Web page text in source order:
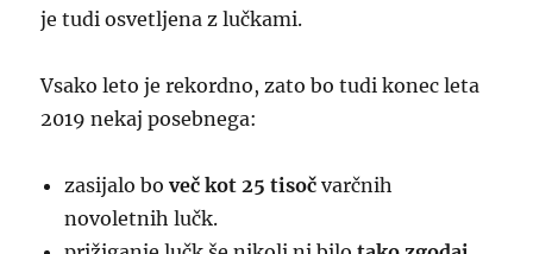
je tudi osvetljena z lučkami.
Vsako leto je rekordno, zato bo tudi konec leta
2019 nekaj posebnega:
zasijalo boveč kot 25 tisoč varčnih
novoletnih lučk.